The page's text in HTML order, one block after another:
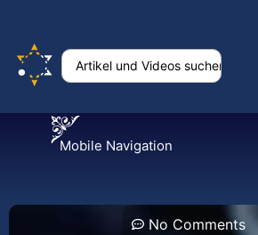
Mobile Navigation
No Comments